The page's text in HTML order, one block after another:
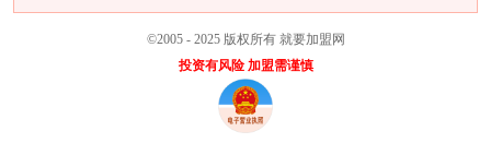
©2005 - 2025 版权所有 就要加盟网
投资有风险 加盟需谨慎